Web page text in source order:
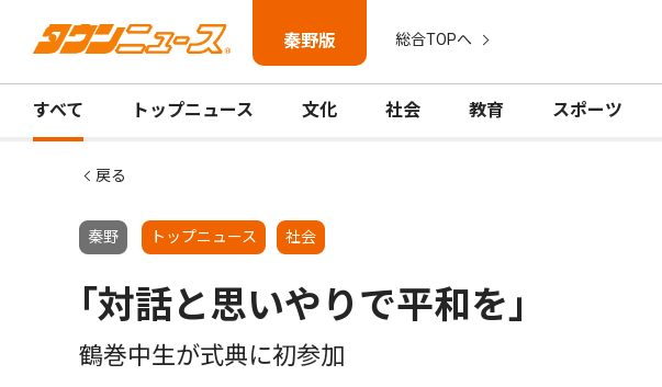
秦野版 総合TOPへ
すべて トップニュース 文化 社会 教育 スポーツ
戻る
秦野 トップニュース 社会
｢対話と思いやりで平和を｣
鶴巻中生が式典に初参加